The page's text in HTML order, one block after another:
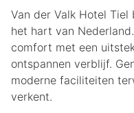
Van der Valk Hotel
het hart van
comfort met een
ontspannen verblijf.
moderne faciliteiten
verkent.